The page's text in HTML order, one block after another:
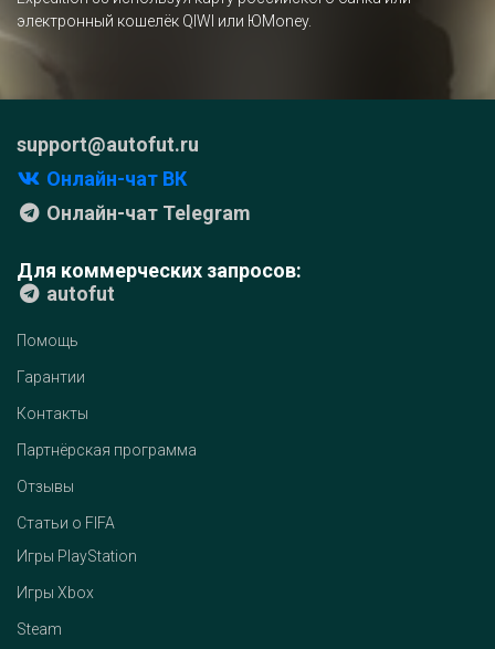
электронный кошелёк QIWI или ЮMoney.
support@autofut.ru
Онлайн-чат ВК
Онлайн-чат Telegram
Для коммерческих запросов:
autofut
Помощь
Гарантии
Контакты
Партнёрская программа
Отзывы
Статьи о FIFA
Игры PlayStation
Игры Xbox
Steam